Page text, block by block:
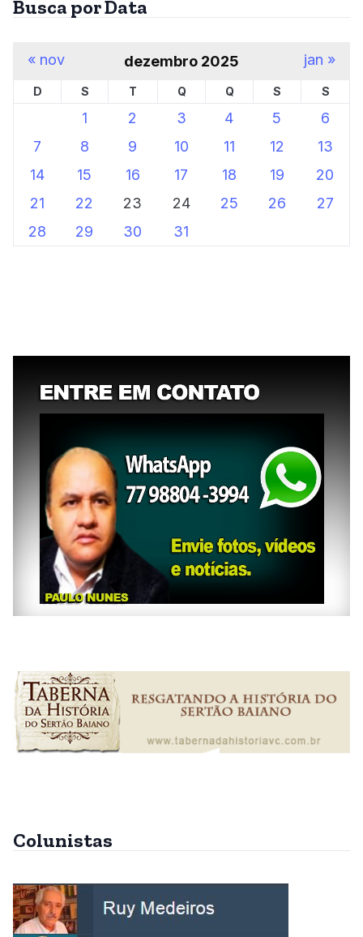
Busca por Data
dezembro 2025
D S T Q Q S S
1 2 3 4 5
6
7
8 9 10 11 12
13
14
15 16 17 18 19
20
21
22 23 24 25 26
27
28
29 30 31
« nov jan »
Colunistas